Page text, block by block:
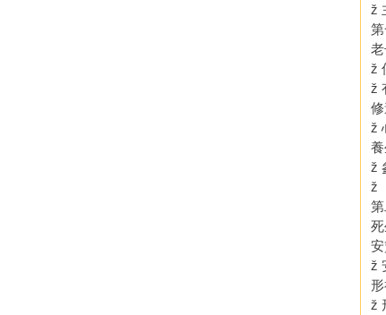
ž
ž
ž
ž
ž
ž
ž
ž